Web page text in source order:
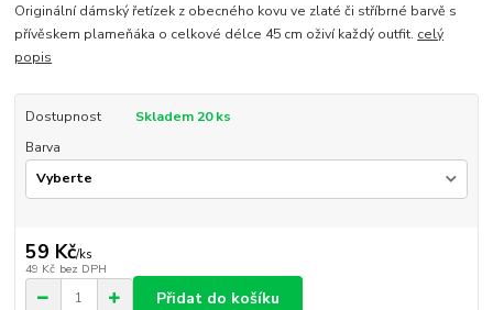
Originální dámský řetízek z obecného kovu ve zlaté či stříbrné barvě s
přívěskem plameňáka o celkové délce 45 cm oživí každý outfit. celý
popis
Dostupnost
Skladem 20 ks
Barva
59 Kč/ks
49 Kč bez DPH
Přidat do košíku